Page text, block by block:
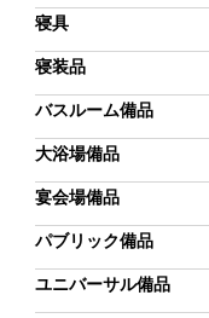
寝具
寝装品
バスルーム備品
大浴場備品
宴会場備品
パブリック備品
ユニバーサル備品